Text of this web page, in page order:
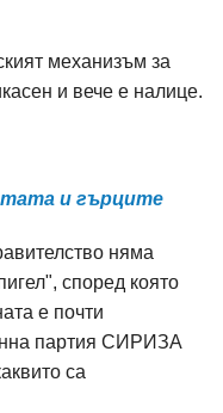
механизъм за
и вече е налице.
и гърците
няма
според която
е почти
партия СИРИЗА
са